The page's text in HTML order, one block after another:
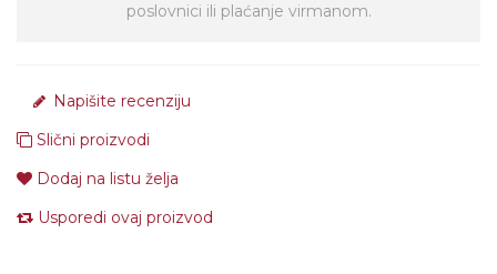
poslovnici ili plaćanje virmanom.
Napišite recenziju
Slični proizvodi
Dodaj na listu želja
Usporedi ovaj proizvod